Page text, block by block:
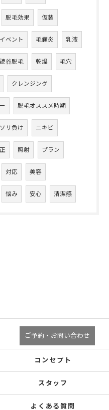
脱毛効果 仮装
イベント 毛嚢炎 乳液
読谷脱毛 乾燥 毛穴
クレンジング
脱毛オススメ時期
リ負け ニキビ
照射 プラン
対応 美容
悩み 安心 清潔感
ご予約・お問い合わせ
コンセプト
スタッフ
よくある質問